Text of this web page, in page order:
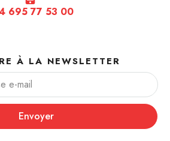
695 77 53 00
À LA NEWSLETTER
Envoyer